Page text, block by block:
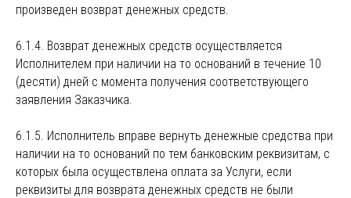
произведен возврат денежных средств.
6.1.4. Возврат денежных средств осуществляется
Исполнителем при наличии на то оснований в течение 10
(десяти) дней с момента получения соответствующего
заявления Заказчика.
6.1.5. Исполнитель вправе вернуть денежные средства при
наличии на то оснований по тем банковским реквизитам, с
которых была осуществлена оплата за Услуги, если
реквизиты для возврата денежных средств не были